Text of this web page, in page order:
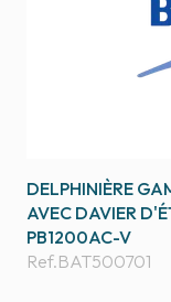
DELPHINIÈRE
AVEC DAVIER
PB1200AC-V
Ref.BAT500701